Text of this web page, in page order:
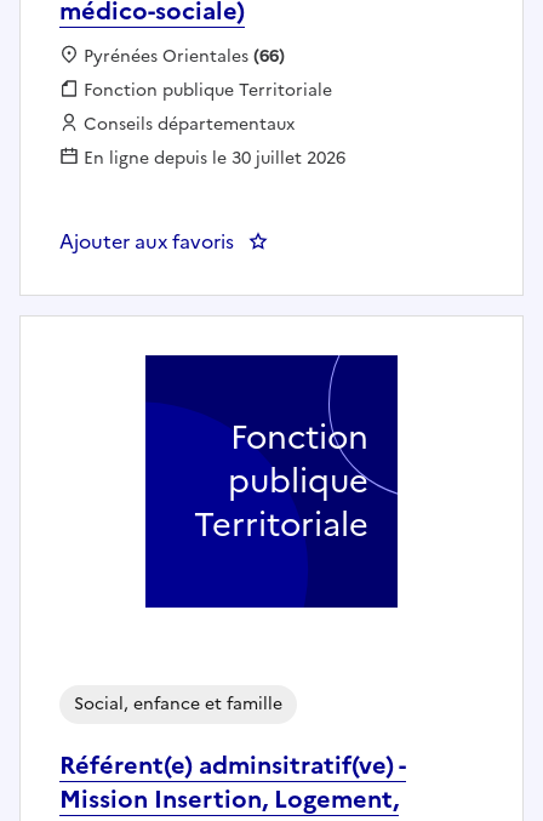
médico-sociale)
Localisation :
Pyrénées Orientales(66)
Fonction publique :
Fonction publique Territoriale
Employeur :
Conseils départementaux
En ligne depuis le 30 juillet 2026
Ajouter aux favoris : 26.115 Assistant.e de Service
Référent(e) adminsitratif(ve) -
Mission Insertion, Logement,
Social, enfance et famille
Fonction
publique
Territoriale